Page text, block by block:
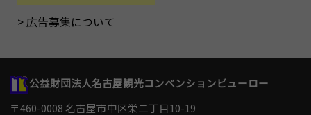
広告募集について
公益財団法人名古屋観光コンベンションビューロー
〒460-0008 名古屋市中区栄二丁目10-19